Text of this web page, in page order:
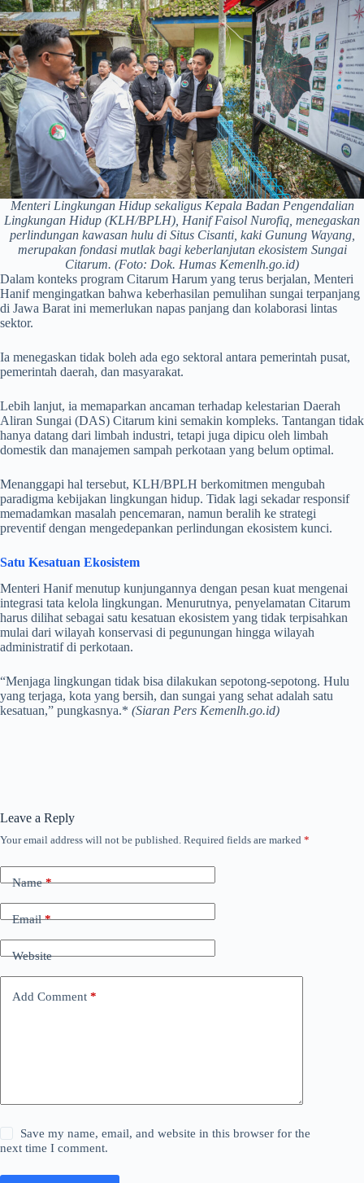
Menteri Lingkungan Hidup sekaligus Kepala Badan Pengendalian
Lingkungan Hidup (KLH/BPLH), Hanif Faisol Nurofiq, menegaskan
perlindungan kawasan hulu di Situs Cisanti, kaki Gunung Wayang,
merupakan fondasi mutlak bagi keberlanjutan ekosistem Sungai
Citarum. (Foto: Dok. Humas Kemenlh.go.id)
Dalam konteks program Citarum Harum yang terus berjalan, Menteri
Hanif mengingatkan bahwa keberhasilan pemulihan sungai terpanjang
di Jawa Barat ini memerlukan napas panjang dan kolaborasi lintas
sektor.
Ia menegaskan tidak boleh ada ego sektoral antara pemerintah pusat,
pemerintah daerah, dan masyarakat.
Lebih lanjut, ia memaparkan ancaman terhadap kelestarian Daerah
Aliran Sungai (DAS) Citarum kini semakin kompleks. Tantangan tidak
hanya datang dari limbah industri, tetapi juga dipicu oleh limbah
domestik dan manajemen sampah perkotaan yang belum optimal.
Menanggapi hal tersebut, KLH/BPLH berkomitmen mengubah
paradigma kebijakan lingkungan hidup. Tidak lagi sekadar responsif
memadamkan masalah pencemaran, namun beralih ke strategi
preventif dengan mengedepankan perlindungan ekosistem kunci.
Satu Kesatuan Ekosistem
Menteri Hanif menutup kunjungannya dengan pesan kuat mengenai
integrasi tata kelola lingkungan. Menurutnya, penyelamatan Citarum
harus dilihat sebagai satu kesatuan ekosistem yang tidak terpisahkan
mulai dari wilayah konservasi di pegunungan hingga wilayah
administratif di perkotaan.
“Menjaga lingkungan tidak bisa dilakukan sepotong-sepotong. Hulu
yang terjaga, kota yang bersih, dan sungai yang sehat adalah satu
kesatuan,” pungkasnya.* (Siaran Pers Kemenlh.go.id)
Leave a Reply
Your email address will not be published. Required fields are marked *
Name*
Email*
Website
Add Comment *
Save my name, email, and website in this browser for the
next time I comment.